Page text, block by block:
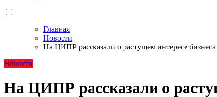
Главная
Новости
На ЦИПР рассказали о растущем интересе
Новости
На ЦИПР рассказали о